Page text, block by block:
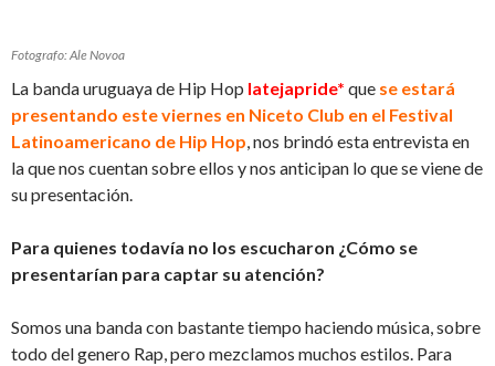
Fotografo: Ale Novoa
La banda uruguaya de Hip Hop latejapride* que se estará
presentando este viernes en Niceto Club en el Festival
Latinoamericano de Hip Hop, nos brindó esta entrevista en
la que nos cuentan sobre ellos y nos anticipan lo que se viene de
su presentación.
Para quienes todavía no los escucharon ¿Cómo se
presentarían para captar su atención?
Somos una banda con bastante tiempo haciendo música, sobre
todo del genero Rap, pero mezclamos muchos estilos. Para